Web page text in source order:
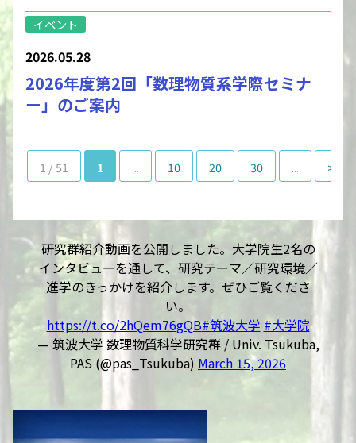
イベント
2026.05.28
2026年度第2回「数理物質系学際セミナ
ー」のご案内
1 / 51 1 ... 10 20 30 ... >
研究群紹介動画を公開しました。大学院生2名の
インタビューを通して、研究テーマ／研究環境／
進学のきっかけを紹介します。ぜひご覧くださ
い。
https://t.co/2hQem76gQB#筑波大学 #大学院
— 筑波大学 数理物質科学研究群 / Univ. Tsukuba,
PAS (@pas_Tsukuba) March 15, 2026